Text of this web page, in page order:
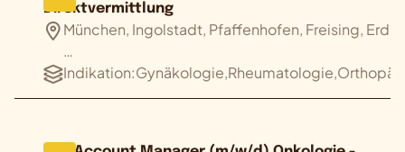
Direktvermittlung
München, Ingolstadt, Pfaffenhofen, Freising,
…
Indikation: